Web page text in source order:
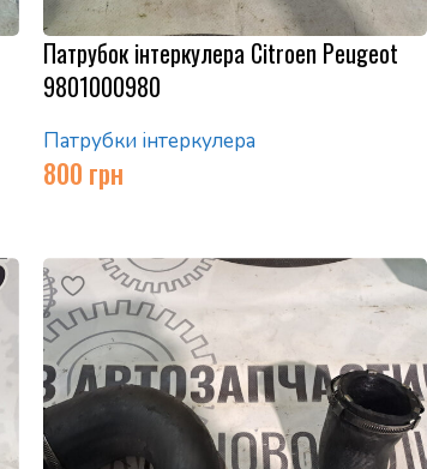
Патрубок інтеркулера Citroen Peugeot
9801000980
Патрубки інтеркулера
800 грн